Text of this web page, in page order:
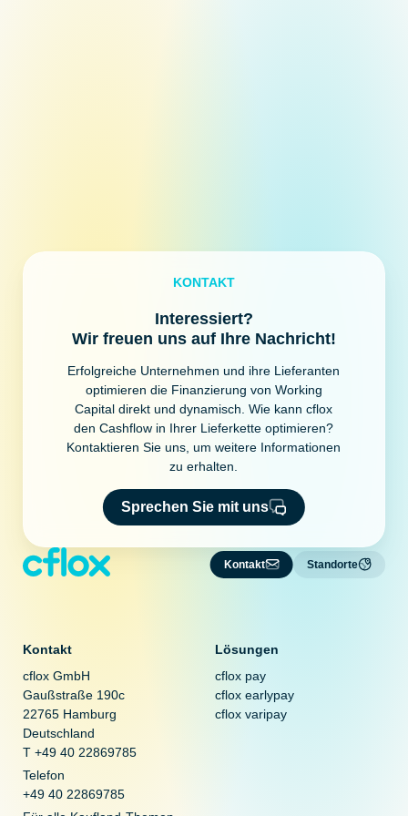
KONTAKT
Interessiert?
Wir freuen uns auf Ihre Nachricht!
Erfolgreiche Unternehmen und ihre Lieferanten
optimieren die Finanzierung von Working
Capital direkt und dynamisch. Wie kann cflox
den Cashflow in Ihrer Lieferkette optimieren?
Kontaktieren Sie uns, um weitere Informationen
zu erhalten.
Sprechen Sie mit uns
Kontakt Standorte
Kontakt
cflox GmbH
Gaußstraße 190c
22765 Hamburg
Deutschland
T +49 40 22869785
Telefon
+49 40 22869785
Lösungen
cflox pay
cflox earlypay
cflox varipay